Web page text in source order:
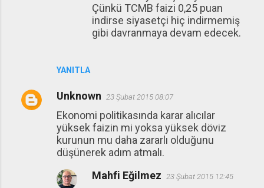
YANITLA
Çünkü TCMB faizi 0,25 puan
indirse siyasetçi hiç indirmemiş
gibi davranmaya devam edecek.
Unknown 23 Şubat 2015 08:07
Ekonomi politikasında karar alıcılar
yüksek faizin mi yoksa yüksek döviz
kurunun mu daha zararlı olduğunu
düşünerek adım atmalı.
Mahfi Eğilmez 23 Şubat 2015 12:45